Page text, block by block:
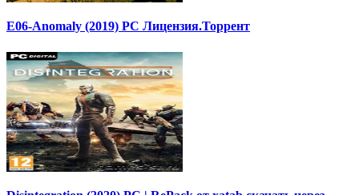
E06-Anomaly (2019) PC Лицензия.Торрент